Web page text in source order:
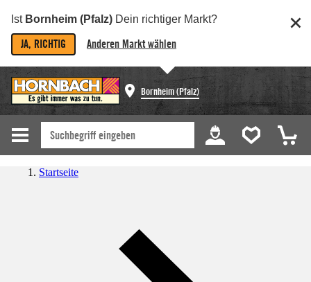
Ist Bornheim (Pfalz) Dein richtiger Markt?
JA, RICHTIG Anderen Markt wählen
Bornheim (Pfalz)
Startseite